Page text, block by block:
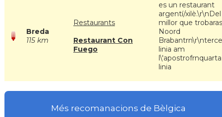
Breda
115 km
Restaurants
Restaurant Con
Fuego
es un restaurant
argentí/xilè.\r\nDel
millor que
Noord
linia am
l\'apostrofrnquarta
linia
Més recomanacions de Bèlgica